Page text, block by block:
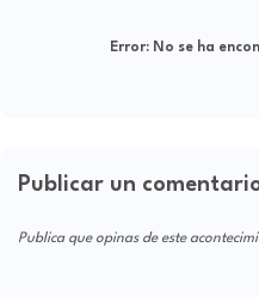
Error:No se ha
Publicar un
Publica que opinas de este